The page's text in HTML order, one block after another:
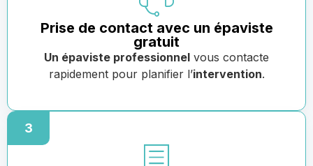
Prise de contact avec un épaviste
gratuit
Un épaviste professionnel vous contacte
rapidement pour planifier l’intervention.
3